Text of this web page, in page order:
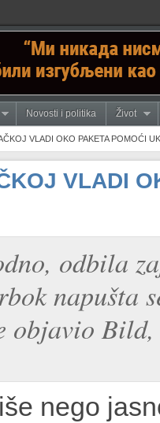
Novosti i politika Život
VLADI OKO PAKETA POMOĆI
VLADI
odbila
napušta
objavio
nego